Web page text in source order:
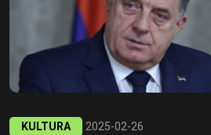
KULTURA 2025-02-26